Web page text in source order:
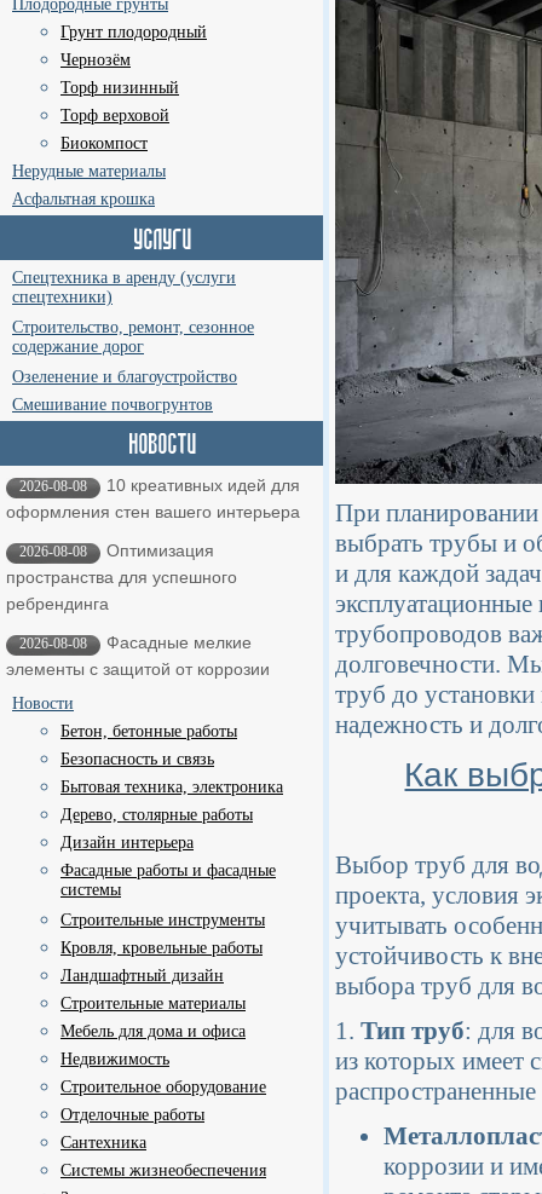
Плодородные грунты
Грунт плодородный
Чернозём
Торф низинный
Торф верховой
Биокомпост
Нерудные материалы
Асфальтная крошка
Спецтехника в аренду (услуги
спецтехники)
Строительство, ремонт, сезонное
содержание дорог
Озеленение и благоустройство
Смешивание почвогрунтов
2026-08-08
10 креативных идей для
оформления стен вашего интерьера
2026-08-08
Оптимизация
пространства для успешного
ребрендинга
2026-08-08
Фасадные мелкие
элементы с защитой от коррозии
Новости
Бетон, бетонные работы
Безопасность и связь
Бытовая техника, электроника
Дерево, столярные работы
Дизайн интерьера
Фасадные работы и фасадные
системы
Строительные инструменты
Кровля, кровельные работы
Ландшафтный дизайн
Строительные материалы
Мебель для дома и офиса
Недвижимость
Строительное оборудование
Отделочные работы
Сантехника
Системы жизнеобеспечения
При
выбрать трубы и
и для каждой
трубопроводов
долговечности.
труб до
надежность и
Как
Выбор труб для
проекта, условия
учитывать
устойчивость к
выбора труб для
1. Тип труб: для
из которых имеет
коррозии и